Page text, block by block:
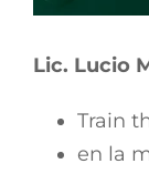
Lic. Lucio
Train
en la